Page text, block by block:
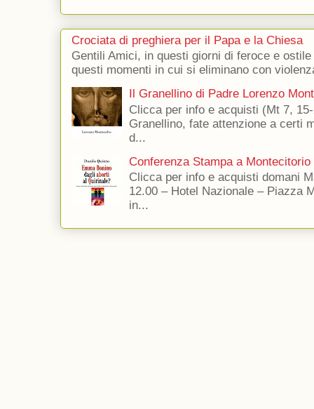
Crociata di preghiera per il Papa e la Chiesa
Gentili Amici, in questi giorni di feroce e
questi momenti in cui si eliminano con
Il Granellino di Padre Lorenzo
Clicca per info e acquisti (Mt 7,
Granellino, fate attenzione a certi
d...
Conferenza Stampa a Montecitorio
Clicca per info e acquisti domani
12.00 – Hotel Nazionale – Piazza
in...